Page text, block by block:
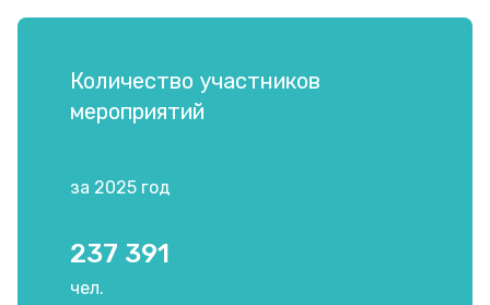
Количество участников
мероприятий
за 2025 год
237 391
чел.